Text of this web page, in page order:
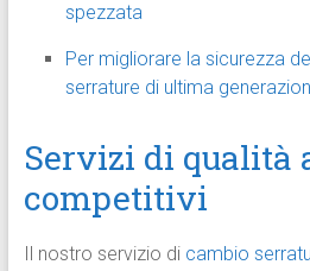
spezzata
Per migliorare la sicurezza
serrature di ultima
Servizi di qualità
competitivi
Il nostro servizio di cambio